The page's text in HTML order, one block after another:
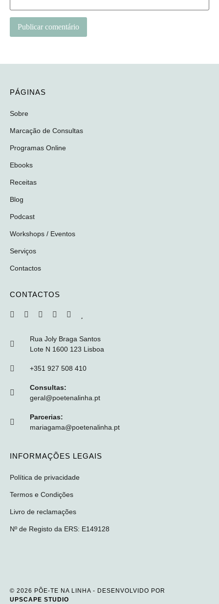
PÁGINAS
Sobre
Marcação de Consultas
Programas Online
Ebooks
Receitas
Blog
Podcast
Workshops / Eventos
Serviços
Contactos
CONTACTOS
Rua Joly Braga Santos
Lote N 1600 123 Lisboa
+351 927 508 410
Consultas:
geral@poetenalinha.pt
Parcerias:
mariagama@poetenalinha.pt
INFORMAÇÕES LEGAIS
Política de privacidade
Termos e Condições
Livro de reclamações
Nº de Registo da ERS: E149128
© 2026 PÕE-TE NA LINHA - DESENVOLVIDO POR
UPSCAPE STUDIO